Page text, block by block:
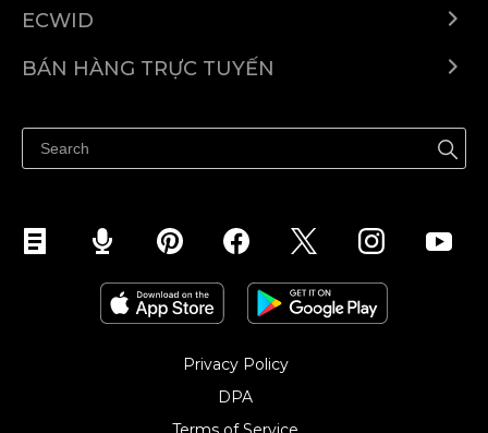
ECWID
Trung tâm trợ giúp
BÁN HÀNG TRỰC TUYẾN
Quảng bá ở bất cứ đâu
Kiểm soát mọi thứ
Privacy Policy
DPA